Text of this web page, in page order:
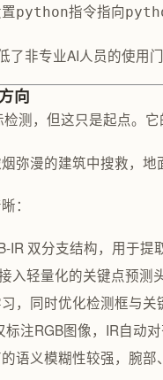
python指令指向
了非专业AI人员的使
向
检测，但这只是起点。
弥漫的建筑中搜救，地
：
IR 双分支结构，用于提
入轻量化的关键点预测
，同时优化检测框与关
标注RGB图像，IR自动
语义模糊性较强，腕